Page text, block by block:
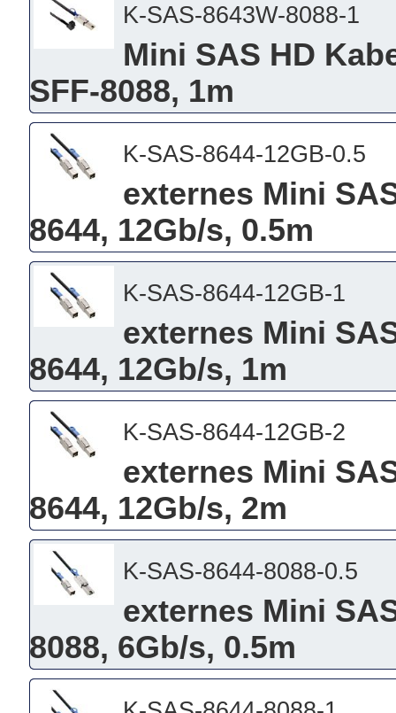
K-SAS-8643W-8088-1
Mini SAS HD
SFF-8088, 1m
K-SAS-8644-12GB-0.5
externes Mini
8644, 12Gb/s, 0.5m
K-SAS-8644-12GB-1
externes Mini
8644, 12Gb/s, 1m
K-SAS-8644-12GB-2
externes Mini
8644, 12Gb/s, 2m
K-SAS-8644-8088-0.5
externes Mini
8088, 6Gb/s, 0.5m